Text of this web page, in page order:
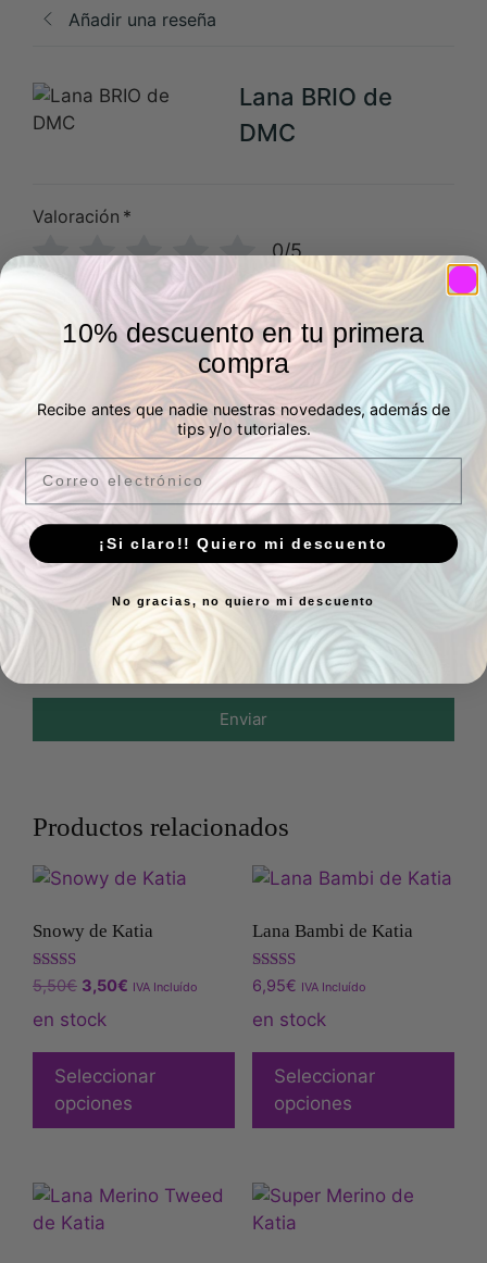
Añadir una reseña
Lana BRIO de
DMC
Valoración *
0/5
Tu reseña
Nombre Correo electrónico
Añade fotos o vídeos a tu
Enviar
Productos relacionados
Snowy de Katia
Valorado
con
5.00
de 5
5,50€ 3,50€ IVA Incluído
en stock
Seleccionar
opciones
Lana Bambi de Katia
Valorado
con
5.00
de 5
6,95€ IVA Incluído
en stock
Seleccionar
opciones
10% descuento en tu primera
compra
Recibe antes que nadie nuestras novedades, además de
tips y/o tutoriales.
Email
¡Si claro!! Quiero mi descuento
No gracias, no quiero mi descuento